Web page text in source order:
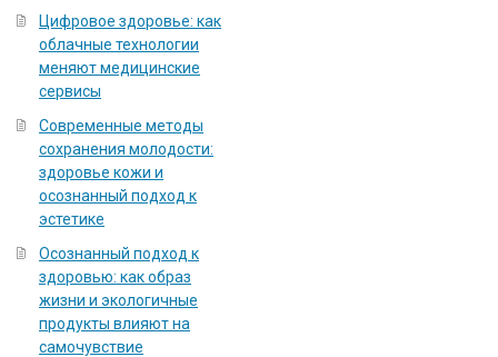
Цифровое здоровье: как
облачные технологии
меняют медицинские
сервисы
Современные методы
сохранения молодости:
здоровье кожи и
осознанный подход к
эстетике
Осознанный подход к
здоровью: как образ
жизни и экологичные
продукты влияют на
самочувствие